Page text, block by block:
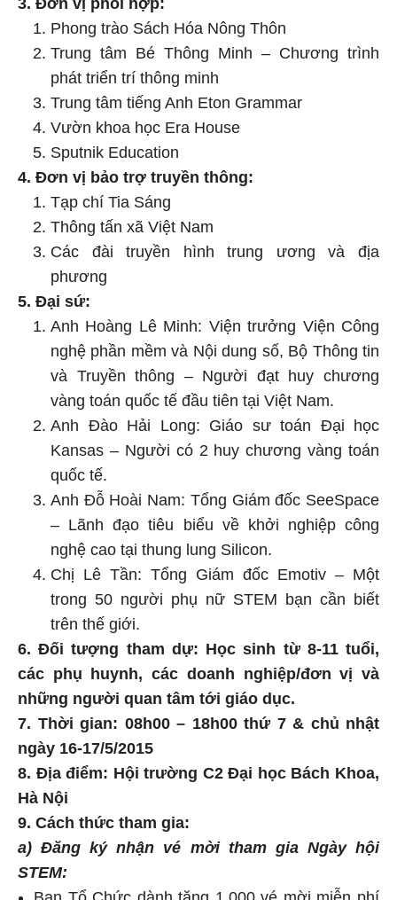
3. Đơn vị phối hợp:
Phong trào Sách Hóa Nông Thôn
Trung tâm Bé Thông Minh – Chương trình
phát triển trí thông minh
Trung tâm tiếng Anh Eton Grammar
Vườn khoa học Era House
Sputnik Education
4. Đơn vị bảo trợ truyền thông:
Tạp chí Tia Sáng
Thông tấn xã Việt Nam
Các đài truyền hình trung ương và địa
phương
5. Đại sứ:
Anh Hoàng Lê Minh: Viện trưởng Viện Công
nghệ phần mềm và Nội dung số, Bộ Thông tin
và Truyền thông – Người đạt huy chương
vàng toán quốc tế đầu tiên tại Việt Nam.
Anh Đào Hải Long: Giáo sư toán Đại học
Kansas – Người có 2 huy chương vàng toán
quốc tế.
Anh Đỗ Hoài Nam: Tổng Giám đốc SeeSpace
– Lãnh đạo tiêu biểu về khởi nghiệp công
nghệ cao tại thung lung Silicon.
Chị Lê Tần: Tổng Giám đốc Emotiv – Một
trong 50 người phụ nữ STEM bạn cần biết
trên thế giới.
6. Đối tượng tham dự: Học sinh từ 8-11 tuổi,
các phụ huynh, các doanh nghiệp/đơn vị và
những người quan tâm tới giáo dục.
7. Thời gian: 08h00 – 18h00 thứ 7 & chủ nhật
ngày 16-17/5/2015
8. Địa điểm: Hội trường C2 Đại học Bách Khoa,
Hà Nội
9. Cách thức tham gia:
a)Đăng ký nhận vé mời tham gia Ngày hội
STEM: